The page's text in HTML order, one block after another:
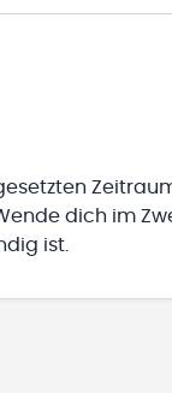
dich im
ist.